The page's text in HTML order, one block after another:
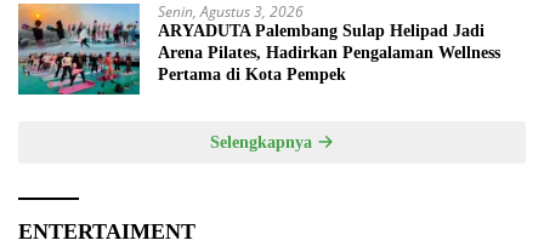
Senin, Agustus 3, 2026
ARYADUTA Palembang Sulap Helipad Jadi
Arena Pilates, Hadirkan Pengalaman Wellness
Pertama di Kota Pempek
Selengkapnya
ENTERTAIMENT